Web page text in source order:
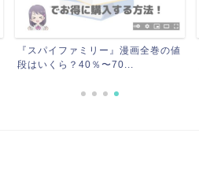
『スパイファミリー』漫画全巻の値
段はいくら？40％〜70...